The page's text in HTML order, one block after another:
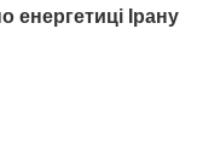
Ірану